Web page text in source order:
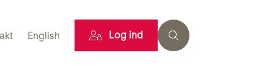
English Log ind